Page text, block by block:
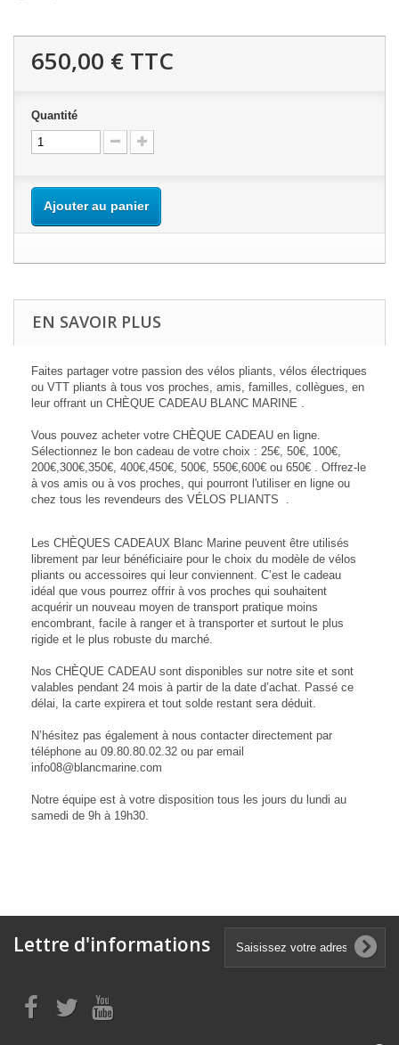
650,00 € TTC
Quantité
Ajouter au panier
EN SAVOIR PLUS
Faites partager votre passion des vélos pliants, vélos électriques
ou VTT pliants à tous vos proches, amis, familles, collègues, en
leur offrant un CHÈQUE CADEAU BLANC MARINE .
Vous pouvez acheter votre CHÈQUE CADEAU en ligne.
Sélectionnez le bon cadeau de votre choix : 25€, 50€, 100€,
200€,300€ 350€ , 400€, 450€, 500€ , 550€, 600€ ou 650€ . Offrez-le
à vos amis ou à vos proches, qui pourront l'utiliser en ligne ou
chez tous les revendeurs des VÉLOS PLIANTS .
Les CHÈQUES CADEAUX Blanc Marine peuvent être utilisés
librement par leur bénéficiaire pour le choix du modèle de vélos
pliants ou accessoires qui leur conviennent. C’est le cadeau
idéal que vous pourrez offrir à vos proches qui souhaitent
acquérir un nouveau moyen de transport pratique moins
encombrant, facile à ranger et à transporter et surtout le plus
rigide et le plus robuste du marché.
Nos CHÈQUE CADEAU sont disponibles sur notre site et sont
valables pendant 24 mois à partir de la date d’achat. Passé ce
délai, la carte expirera et tout solde restant sera déduit.
N’hésitez pas également à nous contacter directement par
téléphone au 09.80.80.02.32 ou par email
info08@blancmarine.com
Notre équipe est à votre disposition tous les jours du lundi au
samedi de 9h à 19h30.
Lettre d'informations